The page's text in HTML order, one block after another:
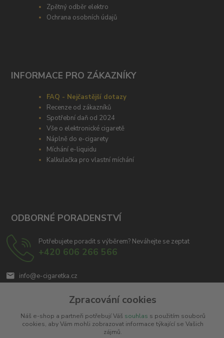
Zpětný odběr elektro
Ochrana osobních údajů
INFORMACE PRO ZÁKAZNÍKY
FAQ - Nejčastější dotazy
Recenze od zákazníků
Spotřební daň od 2024
Vše o elektronické cigaretě
Náplně do e-cigarety
Míchání e-liquidu
Kalkulačka pro vlastní míchání
ODBORNÉ PORADENSTVÍ
Potřebujete poradit s výběrem? Neváhejte se zeptat
+420 606 266 566
info@e-cigaretka.cz
Zpracování cookies
Náš e-shop a partneři potřebují Váš souhlas s použitím souborů
cookies, aby Vám mohli zobrazovat informace týkající se Vašich
zájmů.